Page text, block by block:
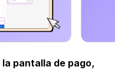
pantalla de pago,